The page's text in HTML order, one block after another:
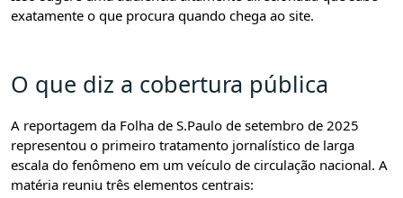
exatamente o que procura quando chega ao site.
O que diz a cobertura pública
A reportagem da Folha de S.Paulo de setembro de 2025
representou o primeiro tratamento jornalístico de larga
escala do fenômeno em um veículo de circulação nacional. A
matéria reuniu três elementos centrais: